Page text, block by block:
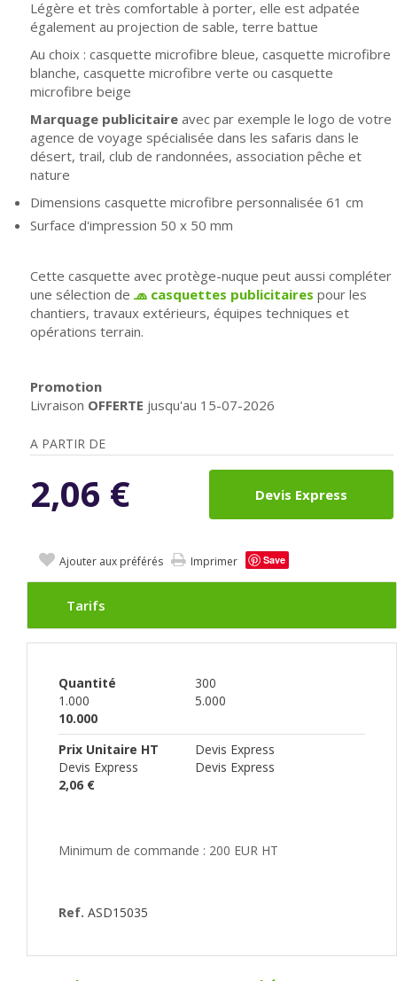
Légère et très comfortable à porter, elle est adpatée
également au projection de sable, terre battue
Au choix : casquette microfibre bleue, casquette microfibre
blanche, casquette microfibre verte ou casquette
microfibre beige
Marquage publicitaire avec par exemple le logo de votre
agence de voyage spécialisée dans les safaris dans le
désert, trail, club de randonnées, association pêche et
nature
Dimensions casquette microfibre personnalisée 61 cm
Surface d'impression 50 x 50 mm
Cette casquette avec protège-nuque peut aussi compléter
une sélection de 🧢 casquettes publicitaires pour les
chantiers, travaux extérieurs, équipes techniques et
opérations terrain.
Promotion
Livraison OFFERTE jusqu'au 15-07-2026
A PARTIR DE
2,06 € Devis Express
Ajouter aux préférés Imprimer Save
Tarifs
Quantité
300
1.000
5.000
10.000
Prix Unitaire HT
Devis Express
Devis Express
Devis Express
2,06 €
Minimum de commande : 200 EUR HT
Ref. ASD15035